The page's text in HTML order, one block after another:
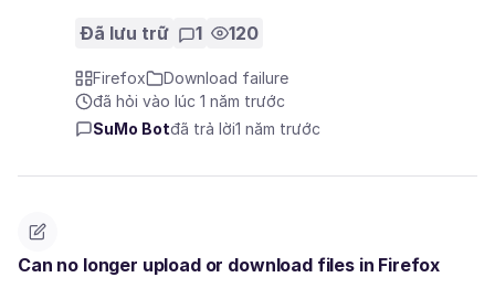
Đã lưu trữ 1 120
Firefox
Download failure
đã hỏi vào lúc 1 năm trước
SuMo Botđã trả lời1 năm trước
Can no longer upload or download files in Firefox